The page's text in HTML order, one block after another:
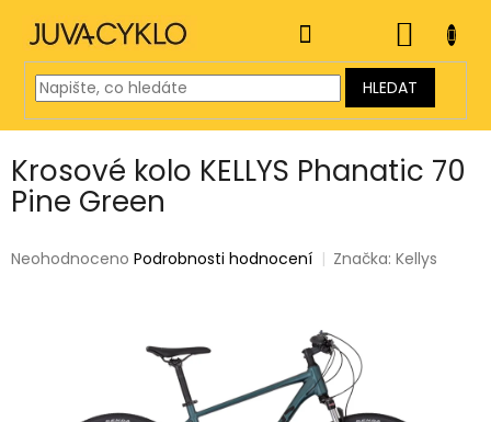
obsah
HLEDAT
KOŠÍK
Krosové kolo KELLYS Phanatic 70
Pine Green
Průměrné
Neohodnoceno Podrobnosti hodnocení Značka:Kellys